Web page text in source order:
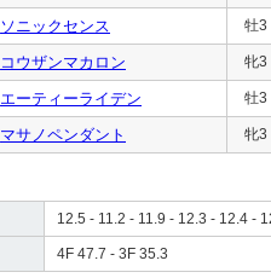
ソニックセンス 牡3
コウザンマカロン 牝3
エーティーライデン 牡3
マサノペンダント 牝3
12.5 - 11.2 - 11.9 - 12.3 - 12.4 -
4F 47.7 - 3F 35.3